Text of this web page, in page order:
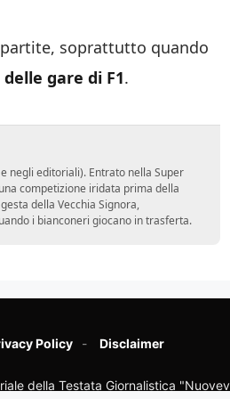
soprattutto quando
gare di F1.
negli editoriali). Entrato nella Super
competizione iridata prima della
della Vecchia Signora,
i bianconeri giocano in trasferta.
Policy Disclaimer
della Testata Giornalistica